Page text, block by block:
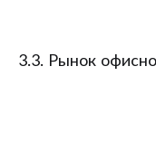
3.3. Рынок